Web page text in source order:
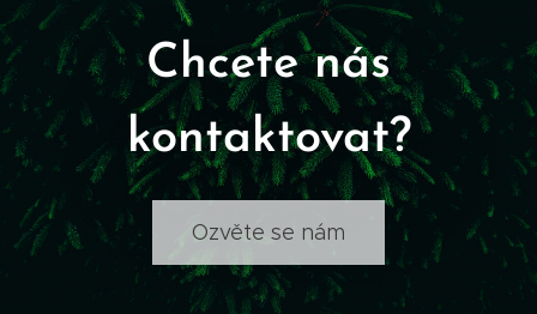
Chcete nás
kontaktovat?
Ozvěte se nám